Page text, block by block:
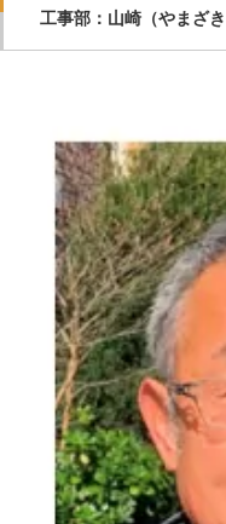
工事部：山崎（やまざき